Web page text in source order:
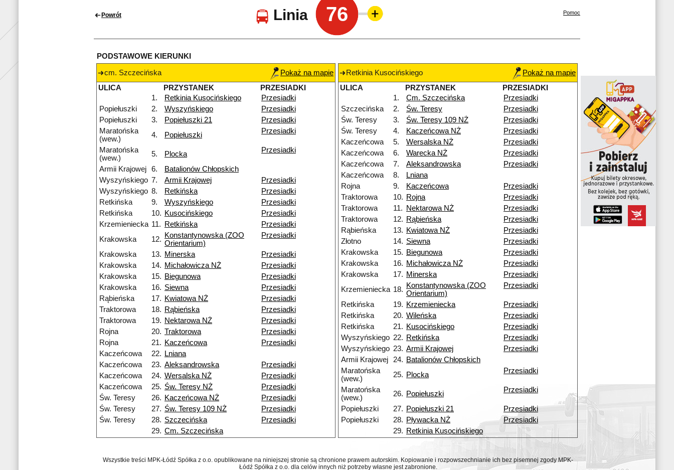
Powrót Linia 76 Pomoc
PODSTAWOWE KIERUNKI
cm. Szczecińska
Pokaż na mapie
ULICA
PRZYSTANEK
PRZESIADKI
1.
Retkinia Kusocińskiego
Przesiadki
Popiełuszki
2. Wyszyńskiego
Przesiadki
Popiełuszki
3. Popiełuszki 21
Przesiadki
Maratońska
(wew.)
4. Popiełuszki Przesiadki
Maratońska
(wew.)
5. Plocka Przesiadki
Armii Krajowej 6.
Batalionów Chłopskich
Wyszyńskiego 7. Armii Krajowej
Przesiadki
Wyszyńskiego 8. Retkińska
Przesiadki
Retkińska
9. Wyszyńskiego
Przesiadki
Retkińska
10. Kusocińskiego
Przesiadki
Krzemieniecka 11. Retkińska
Przesiadki
Krakowska
12. Konstantynowska (ZOO
Orientarium)
Przesiadki
Krakowska 13. Minerska
Przesiadki
Krakowska
14. Michałowicza NŻ
Przesiadki
Krakowska
15. Biegunowa
Przesiadki
Krakowska
16. Siewna
Przesiadki
Rąbieńska
17. Kwiatowa NŻ
Przesiadki
Traktorowa
18. Rąbieńska
Przesiadki
Traktorowa
19. Nektarowa NŻ
Przesiadki
Rojna
20. Traktorowa
Przesiadki
Rojna
21. Kaczeńcowa
Przesiadki
Kaczeńcowa
22.
Lniana
Kaczeńcowa
23. Aleksandrowska
Przesiadki
Kaczeńcowa
24. Wersalska NŻ
Przesiadki
Kaczeńcowa
25. Św. Teresy NŻ
Przesiadki
Św. Teresy
26. Kaczeńcowa NŻ
Przesiadki
Św. Teresy
27. Św. Teresy 109 NŻ
Przesiadki
Św. Teresy
28. Szczecińska
Przesiadki
29. Cm. Szczecińska
Retkinia Kusocińskiego
Pokaż na mapie
ULICA
PRZYSTANEK
PRZESIADKI
1.
Cm. Szczecińska
Przesiadki
Szczecińska
2. Św. Teresy
Przesiadki
Św. Teresy
3. Św. Teresy 109 NŻ
Przesiadki
Św. Teresy
4. Kaczeńcowa NŻ
Przesiadki
Kaczeńcowa
5. Wersalska NŻ
Przesiadki
Kaczeńcowa
6. Warecka NŻ
Przesiadki
Kaczeńcowa
7. Aleksandrowska
Przesiadki
Kaczeńcowa
8.
Lniana
Rojna
9. Kaczeńcowa
Przesiadki
Traktorowa
10. Rojna
Przesiadki
Traktorowa
11. Nektarowa NŻ
Przesiadki
Traktorowa
12. Rąbieńska
Przesiadki
Rąbieńska
13. Kwiatowa NŻ
Przesiadki
Złotno
14. Siewna
Przesiadki
Krakowska
15. Biegunowa
Przesiadki
Krakowska
16. Michałowicza NŻ
Przesiadki
Krakowska
17. Minerska
Przesiadki
Krzemieniecka 18. Konstantynowska (ZOO
Orientarium)
Przesiadki
Retkińska 19. Krzemieniecka
Przesiadki
Retkińska
20. Wileńska
Przesiadki
Retkińska
21. Kusocińskiego
Przesiadki
Wyszyńskiego 22. Retkińska
Przesiadki
Wyszyńskiego 23. Armii Krajowej
Przesiadki
Armii Krajowej
24. Batalionów Chłopskich
Maratońska
(wew.)
25. Plocka Przesiadki
Maratońska
(wew.)
26. Popiełuszki Przesiadki
Popiełuszki 27. Popiełuszki 21
Przesiadki
Popiełuszki
28. Pływacka NŻ
Przesiadki
29. Retkinia Kusocińskiego
Wszystkie treści MPK-Łódź Spółka z o.o. opublikowane na niniejszej stronie są chronione prawem autorskim. Kopiowanie i rozpowszechnianie ich bez pisemnej zgody MPK-
Łódź Spółka z o.o. dla celów innych niż potrzeby własne jest zabronione.